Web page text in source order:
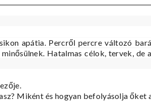
apátia. Percről percre változó
Hatalmas célok, tervek, de
Miként és hogyan befolyásolja őket